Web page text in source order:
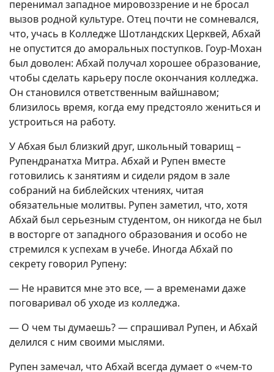
перенимал западное мировоззрение и не бросал
вызов родной культуре. Отец почти не сомневался,
что, учась в Колледже Шотландских Церквей, Абхай
не опустится до аморальных поступков. Гоур-Мохан
был доволен: Абхай получал хорошее образование,
чтобы сделать карьеру после окончания колледжа.
Он становился ответственным вайшнавом;
близилось время, когда ему предстояло жениться и
устроиться на работу.
У Абхая был близкий друг, школьный товарищ –
Рупендранатха Митра. Абхай и Рупен вместе
готовились к занятиям и сидели рядом в зале
собраний на библейских чтениях, читая
обязательные молитвы. Рупен заметил, что, хотя
Абхай был серьезным студентом, он никогда не был
в восторге от западного образования и особо не
стремился к успехам в учебе. Иногда Абхай по
секрету говорил Рупену:
— Не нравится мне это все, — а временами даже
поговаривал об уходе из колледжа.
— О чем ты думаешь? — спрашивал Рупен, и Абхай
делился с ним своими мыслями.
Рупен замечал, что Абхай всегда думает о «чем-то